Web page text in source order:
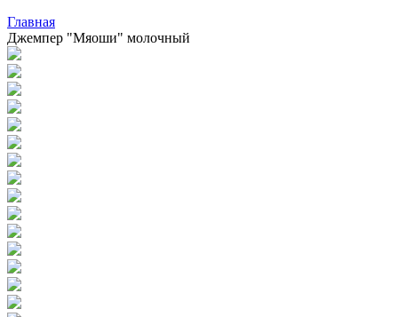
Главная
Джемпер "Мяоши" молочный